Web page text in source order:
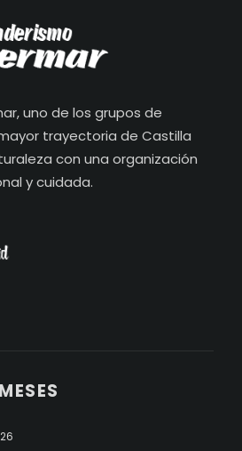
uno de los grupos de
trayectoria de Castilla
con una organización
y cuidada.